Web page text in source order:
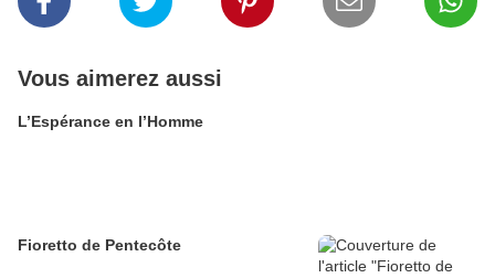
Vous aimerez aussi
L’Espérance en l’Homme
Fioretto de Pentecôte